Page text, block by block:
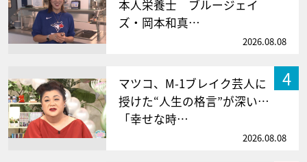
本人栄養士 ブルージェイ
ズ・岡本和真…
2026.08.08
4
マツコ、M-1ブレイク芸人に
授けた“人生の格言”が深い…
「幸せな時…
2026.08.08